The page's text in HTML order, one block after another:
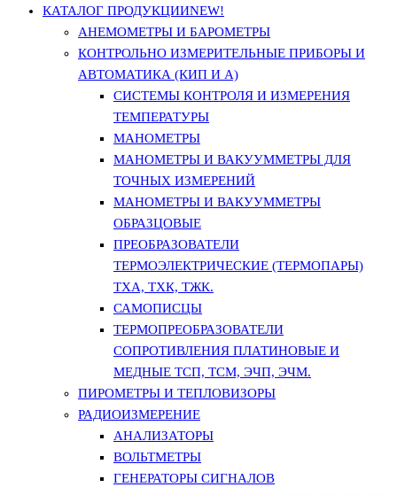
КАТАЛОГ ПРОДУКЦИИNEW!
АНЕМОМЕТРЫ И БАРОМЕТРЫ
КОНТРОЛЬНО ИЗМЕРИТЕЛЬНЫЕ ПРИБОРЫ И
АВТОМАТИКА (КИП И А)
СИСТЕМЫ КОНТРОЛЯ И ИЗМЕРЕНИЯ
ТЕМПЕРАТУРЫ
МАНОМЕТРЫ
МАНОМЕТРЫ И ВАКУУММЕТРЫ ДЛЯ
ТОЧНЫХ ИЗМЕРЕНИЙ
МАНОМЕТРЫ И ВАКУУММЕТРЫ
ОБРАЗЦОВЫЕ
ПРЕОБРАЗОВАТЕЛИ
ТЕРМОЭЛЕКТРИЧЕСКИЕ (ТЕРМОПАРЫ)
ТХА, ТХК, ТЖК.
САМОПИСЦЫ
ТЕРМОПРЕОБРАЗОВАТЕЛИ
СОПРОТИВЛЕНИЯ ПЛАТИНОВЫЕ И
МЕДНЫЕ ТСП, ТСМ, ЭЧП, ЭЧМ.
ПИРОМЕТРЫ И ТЕПЛОВИЗОРЫ
РАДИОИЗМЕРЕНИЕ
АНАЛИЗАТОРЫ
ВОЛЬТМЕТРЫ
ГЕНЕРАТОРЫ СИГНАЛОВ